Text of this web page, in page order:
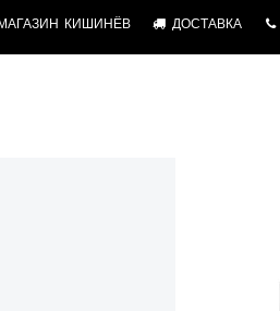
МАГАЗИН КИШИНЁВ ДОСТАВКА